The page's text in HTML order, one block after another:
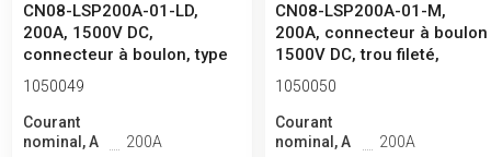
CN08-LSP200A-01-LD,
200A, 1500V DC,
connecteur à boulon, type
à vis, orange
1050049
Courant
nominal, A
200A
CN08-LSP200A-01-M,
200A, connecteur à boulon
1500V DC, trou fileté,
orange
1050050
Courant
nominal, A
200A